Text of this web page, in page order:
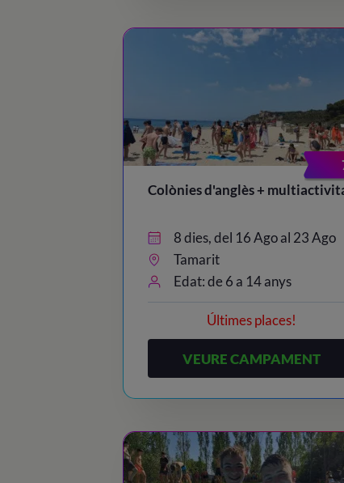
Colònies d'anglès +
8 dies, del 16 Ago al 23 Ago
Tamarit
Edat: de 6 a 14 anys
Últimes places!
VEURE CAMPAMENT